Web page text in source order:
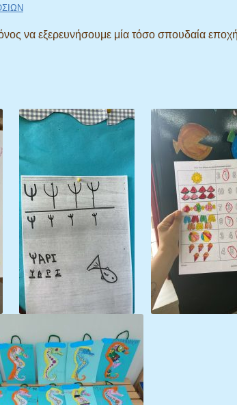
να εξερευνήσουμε μία τόσο σπουδαία